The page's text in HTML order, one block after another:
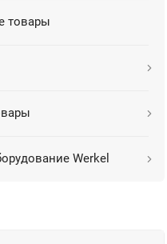
товары
Werkel